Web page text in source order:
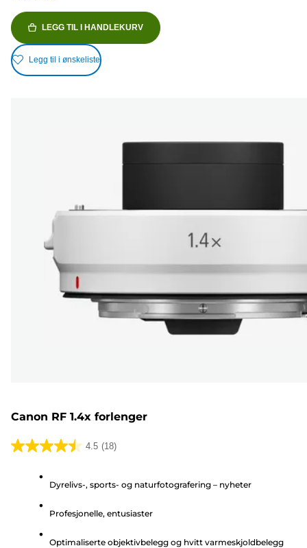
LEGG TIL I HANDLEKURV
Legg til i ønskeliste
Canon RF 1.4x forlenger
4.5 (18)
4.5
stjerner.
omtaler
Dyrelivs-, sports- og naturfotografering – nyheter
Profesjonelle, entusiaster
Optimaliserte objektivbelegg og hvitt varmeskjoldbelegg